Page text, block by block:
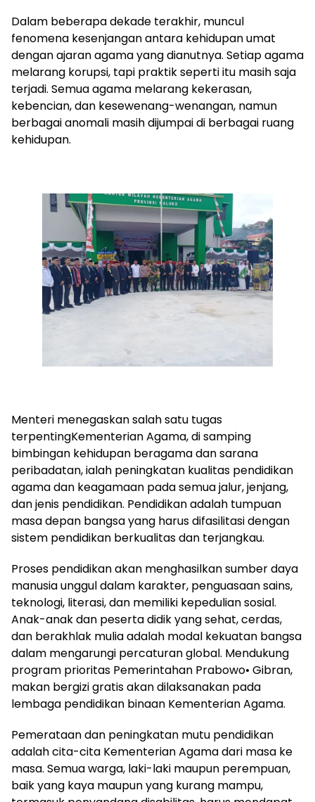
Dalam beberapa dekade terakhir, muncul
fenomena kesenjangan antara kehidupan umat
dengan ajaran agama yang dianutnya. Setiap agama
melarang korupsi, tapi praktik seperti itu masih saja
terjadi. Semua agama melarang kekerasan,
kebencian, dan kesewenang-wenangan, namun
berbagai anomali masih dijumpai di berbagai ruang
kehidupan.
Menteri menegaskan salah satu tugas
terpentingKementerian Agama, di samping
bimbingan kehidupan beragama dan sarana
peribadatan, ialah peningkatan kualitas pendidikan
agama dan keagamaan pada semua jalur, jenjang,
dan jenis pendidikan. Pendidikan adalah tumpuan
masa depan bangsa yang harus difasilitasi dengan
sistem pendidikan berkualitas dan terjangkau.
Proses pendidikan akan menghasilkan sumber daya
manusia unggul dalam karakter, penguasaan sains,
teknologi, literasi, dan memiliki kepedulian sosial.
Anak-anak dan peserta didik yang sehat, cerdas,
dan berakhlak mulia adalah modal kekuatan bangsa
dalam mengarungi percaturan global. Mendukung
program prioritas Pemerintahan Prabowo• Gibran,
makan bergizi gratis akan dilaksanakan pada
lembaga pendidikan binaan Kementerian Agama.
Pemerataan dan peningkatan mutu pendidikan
adalah cita-cita Kementerian Agama dari masa ke
masa. Semua warga, laki-laki maupun perempuan,
baik yang kaya maupun yang kurang mampu,